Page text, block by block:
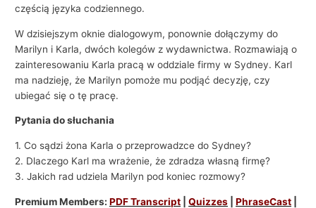
częścią języka codziennego.
W dzisiejszym oknie dialogowym, ponownie dołączymy do
Marilyn i Karla, dwóch kolegów z wydawnictwa. Rozmawiają o
zainteresowaniu Karla pracą w oddziale firmy w Sydney. Karl
ma nadzieję, że Marilyn pomoże mu podjąć decyzję, czy
ubiegać się o tę pracę.
Pytania do słuchania
1. Co sądzi żona Karla o przeprowadzce do Sydney?
2. Dlaczego Karl ma wrażenie, że zdradza własną firmę?
3. Jakich rad udziela Marilyn pod koniec rozmowy?
Premium Members:PDF Transcript |Quizzes |PhraseCast